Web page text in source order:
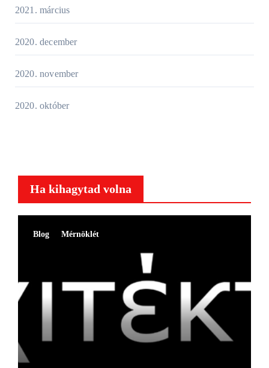
2021. március
2020. december
2020. november
2020. október
Ha kihagytad volna
Blog Mérnöklét